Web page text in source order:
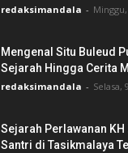
redaksimandala -
Mengenal Situ Buleud
Sejarah Hingga Cerita
redaksimandala - Selasa,
Sejarah Perlawanan
Santri di Tasikmalaya